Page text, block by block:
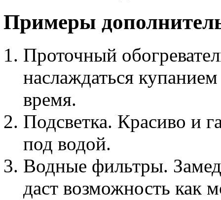
Примеры
Проточный
наслаждаться
время.
Подсветка. Красиво и
под водой.
Водные фильтры.
даст возможность как